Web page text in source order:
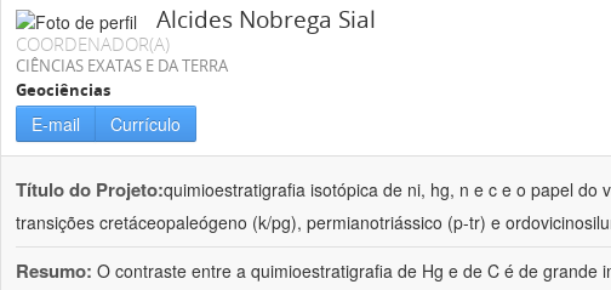
Alcides Nobrega Sial
COORDENADOR(A)
CIÊNCIAS EXATAS E DA TERRA
Geociências
E-mail Currículo
Título do Projeto:quimioestratigrafia isotópica de ni, hg, n e c e o papel do
transições cretáceopaleógeno (k/pg), permianotriássico (p-tr) e
Resumo: O contraste entre a quimioestratigrafia de Hg e de C é de grande